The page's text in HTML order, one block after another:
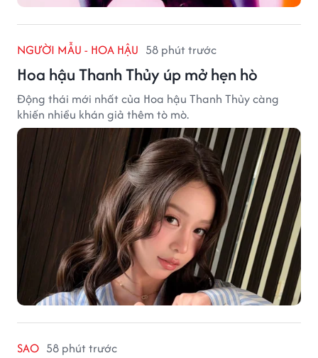
NGƯỜI MẪU - HOA HẬU 58 phút trước
Hoa hậu Thanh Thủy úp mở hẹn hò
Động thái mới nhất của Hoa hậu Thanh Thủy càng
khiến nhiều khán giả thêm tò mò.
SAO 58 phút trước